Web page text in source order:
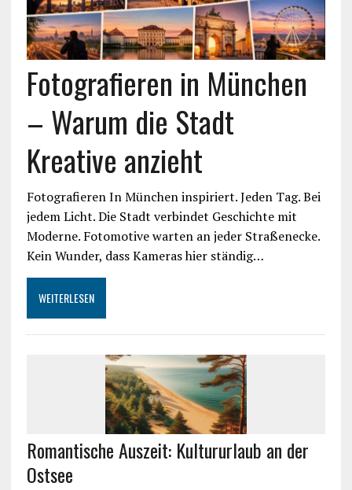
Fotografieren in München
– Warum die Stadt
Kreative anzieht
Fotografieren In München inspiriert. Jeden Tag. Bei
jedem Licht. Die Stadt verbindet Geschichte mit
Moderne. Fotomotive warten an jeder Straßenecke.
Kein Wunder, dass Kameras hier ständig…
WEITERLESEN
Romantische Auszeit: Kultururlaub an der
Ostsee